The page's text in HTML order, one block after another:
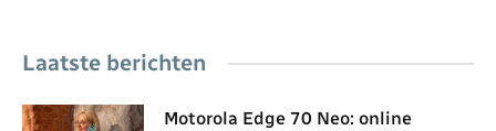
Laatste berichten
Motorola Edge 70 Neo: online